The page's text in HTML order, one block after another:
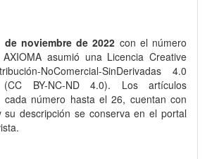
de noviembre de 2022 con el número
asumió una Licencia Creative
NoComercial-SinDerivadas 4.0
(CC BY-NC-ND 4.0). Los artículos
cada número hasta el 26, cuentan con
su descripción se conserva en el portal